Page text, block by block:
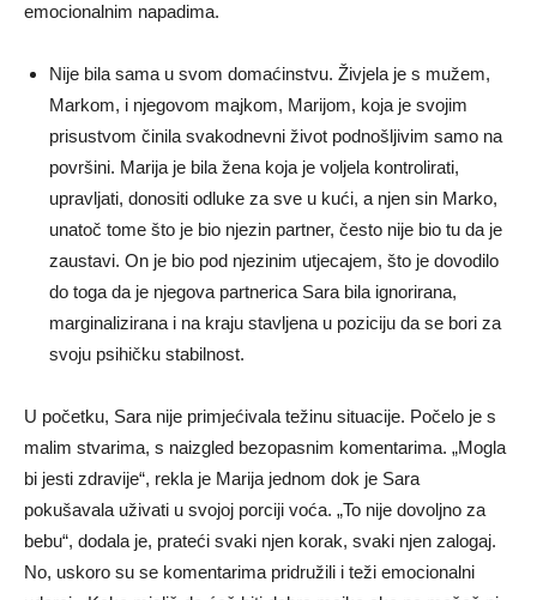
emocionalnim napadima.
Nije bila sama u svom domaćinstvu. Živjela je s mužem,
Markom, i njegovom majkom, Marijom, koja je svojim
prisustvom činila svakodnevni život podnošljivim samo na
površini. Marija je bila žena koja je voljela kontrolirati,
upravljati, donositi odluke za sve u kući, a njen sin Marko,
unatoč tome što je bio njezin partner, često nije bio tu da je
zaustavi. On je bio pod njezinim utjecajem, što je dovodilo
do toga da je njegova partnerica Sara bila ignorirana,
marginalizirana i na kraju stavljena u poziciju da se bori za
svoju psihičku stabilnost.
U početku, Sara nije primjećivala težinu situacije. Počelo je s
malim stvarima, s naizgled bezopasnim komentarima. „Mogla
bi jesti zdravije“, rekla je Marija jednom dok je Sara
pokušavala uživati u svojoj porciji voća. „To nije dovoljno za
bebu“, dodala je, prateći svaki njen korak, svaki njen zalogaj.
No, uskoro su se komentarima pridružili i teži emocionalni